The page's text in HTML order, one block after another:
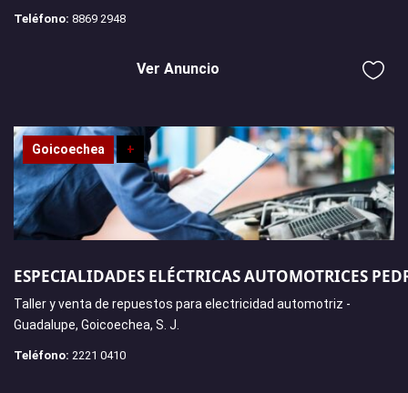
Teléfono: 8869 2948
Ver Anuncio
Goicoechea +
ESPECIALIDADES ELÉCTRICAS AUTOMOTRICES
Taller y venta de repuestos para electricidad automotriz -
Guadalupe, Goicoechea, S. J.
Teléfono: 2221 0410